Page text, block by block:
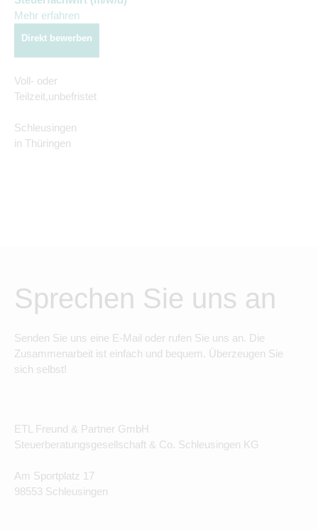
Mehr erfahren
Direkt bewerben
Voll- oder
Teilzeit,unbefristet
Schleusingen
in Thüringen
Sprechen Sie uns an
Senden Sie uns eine E-Mail oder rufen Sie uns an. Die
Zusammenarbeit ist einfach und bequem. Überzeugen Sie
sich selbst!
ETL Freund & Partner GmbH
Steuerberatungsgesellschaft & Co. Schleusingen KG
Am Sportplatz 17
98553 Schleusingen